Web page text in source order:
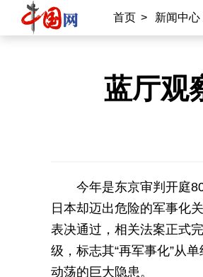
首页 > 新闻中心
蓝厅观
今年是东京审判开庭
日本却迈出危险的军事化
表决通过，相关法案正式
级，标志其“再军事化”从
动荡的巨大隐患。